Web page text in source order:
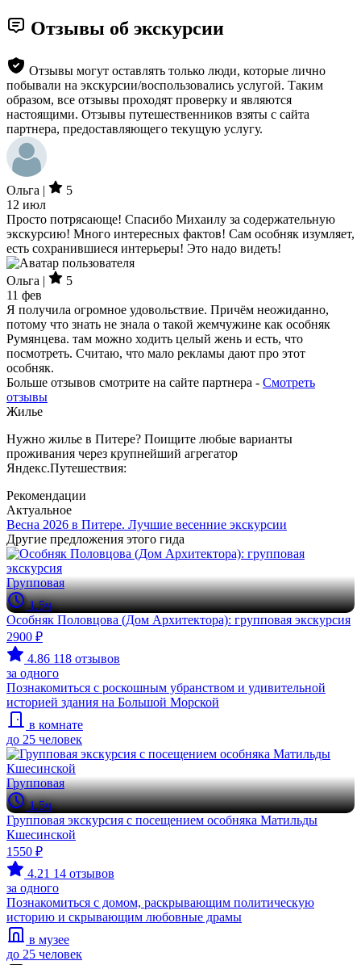
Отзывы об экскурсии
Отзывы могут оставлять только люди, которые лично
побывали на экскурсии/воспользовались услугой. Таким
образом, все отзывы проходят проверку и являются
настоящими. Отзывы путешественников взяты с сайта
партнера, предоставляющего текущую услугу.
Ольга |
5
12 июл
Просто потрясающе! Спасибо Михаилу за содержательную
экскурсию! Много интересных фактов! Сам особняк изумляет,
есть сохранившиеся интерьеры! Это надо видеть!
Ольга |
5
11 фев
Я получила огромное удовольствие. Причём неожиданно,
потому что знать не знала о такой жемчужине как особняк
Румянцева. там можно ходить целый жень и есть, что
посмотреть. Считаю, что мало рекламы дают про этот
особняк.
Больше отзывов смотрите на сайте партнера - Смотреть
отзывы
Жилье
Нужно жилье в Питере? Поищите любые варианты
проживания через крупнейший агрегатор
Яндекс.Путешествия:
Рекомендации
Актуальное
Весна 2026 в Питере. Лучшие весенние экскурсии
Другие предложения этого гида
Групповая
1.5ч
Особняк Половцова (Дом Архитектора): групповая экскурсия
2900 ₽
4.86 118 отзывов
за одного
Познакомиться с роскошным убранством и удивительной
историей здания на Большой Морской
в комнате
до 25 человек
Групповая
1.5ч
Групповая экскурсия с посещением особняка Матильды
Кшесинской
1550 ₽
4.21 14 отзывов
за одного
Познакомиться с домом, раскрывающим политическую
историю и скрывающим любовные драмы
в музее
до 25 человек